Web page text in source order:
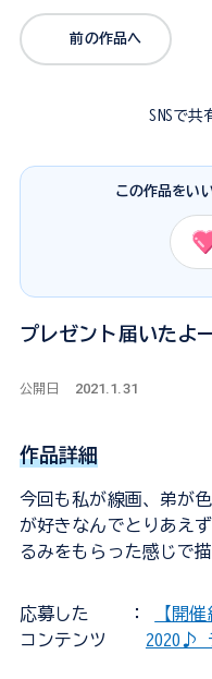
前の作品へ
SNSで共
この作品をい
プレゼント届いたよ
公開日 2021.1.31
作品詳細
今回も私が線画、弟が
が好きなんでとりあえ
るみをもらった感じで描
応募した
コンテンツ
：
【開
2020♪